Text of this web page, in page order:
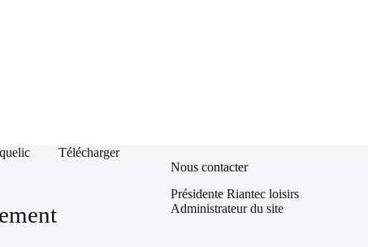
Télécharger
Nous contacter
Présidente Riantec loisirs
Administrateur du site